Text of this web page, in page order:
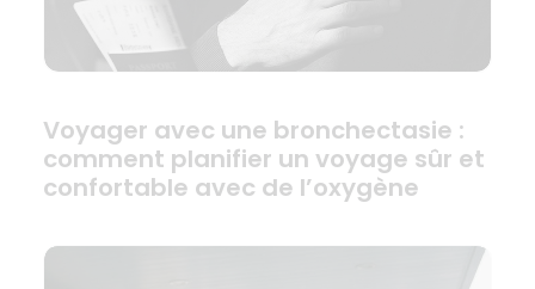
Voyager avec une bronchectasie :
comment planifier un voyage sûr et
confortable avec de l’oxygène